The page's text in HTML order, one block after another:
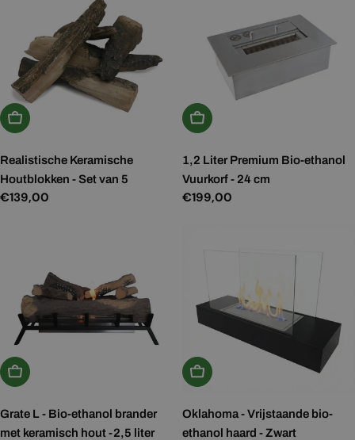
In Winkelwagen
Realistische Keramische
Houtblokken - Set van 5
Normale
€139,00
In Winkelwagen
1,2 Liter Premium Bio-ethanol
Vuurkorf - 24 cm
Normale
€199,00
In Winkelwagen
Grate L - Bio-ethanol brander
met keramisch hout -2,5 liter
In Winkelwagen
Oklahoma - Vrijstaande bio-
ethanol haard - Zwart